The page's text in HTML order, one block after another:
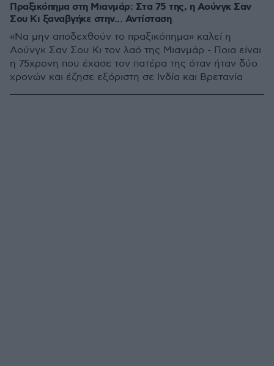
Πραξικόπημα στη Μιανμάρ: Στα 75 της, η Αούνγκ Σαν
Σου Κι ξαναβγήκε στην... Αντίσταση
«Να μην αποδεχθούν το πραξικόπημα» καλεί η
Αούνγκ Σαν Σου Κι τον λαό της Μιανμάρ - Ποια είναι
η 75χρονη που έχασε τον πατέρα της όταν ήταν δύο
χρονών και έζησε εξόριστη σε Ινδία και Βρετανία